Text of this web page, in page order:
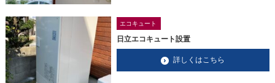
エコキュート
日立エコキュート設置
詳しくはこちら